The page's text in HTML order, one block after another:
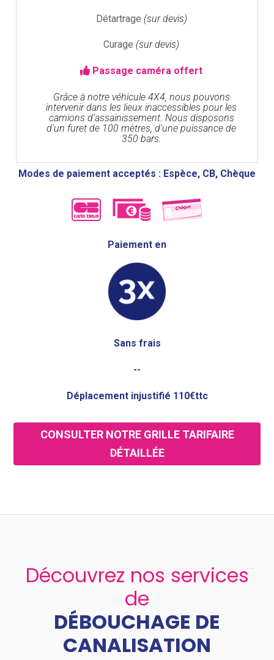
Détartrage (sur devis)
Curage (sur devis)
Passage caméra offert
Grâce à notre véhicule 4X4, nous pouvons
intervenir dans les lieux inaccessibles pour les
camions d'assainissement. Nous disposons
d'un furet de 100 mètres, d'une puissance de
350 bars.
Modes de paiement acceptés : Espèce, CB, Chèque
Paiement en
Sans frais
--
Déplacement injustifié 110€ttc
CONSULTER NOTRE GRILLE TARIFAIRE
DÉTAILLÉE
Découvrez nos services
de
DÉBOUCHAGE DE
CANALISATION